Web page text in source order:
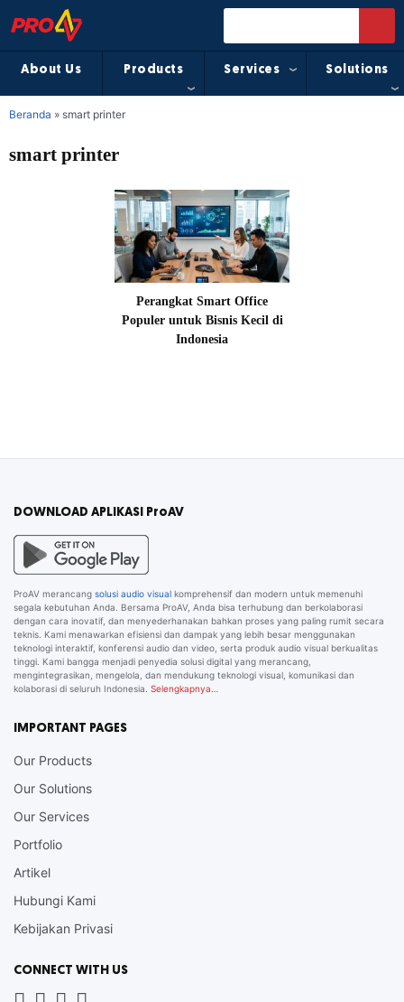
About Us Products Services Solutions
Beranda » smart printer
smart printer
Perangkat Smart Office
Populer untuk Bisnis Kecil di
Indonesia
DOWNLOAD APLIKASI ProAV
ProAV merancang solusi audio visual komprehensif dan modern untuk memenuhi
segala kebutuhan Anda. Bersama ProAV, Anda bisa terhubung dan berkolaborasi
dengan cara inovatif, dan menyederhanakan bahkan proses yang paling rumit secara
teknis. Kami menawarkan efisiensi dan dampak yang lebih besar menggunakan
teknologi interaktif, konferensi audio dan video, serta produk audio visual berkualitas
tinggi. Kami bangga menjadi penyedia solusi digital yang merancang,
mengintegrasikan, mengelola, dan mendukung teknologi visual, komunikasi dan
kolaborasi di seluruh Indonesia. Selengkapnya…
IMPORTANT PAGES
Our Products
Our Solutions
Our Services
Portfolio
Artikel
Hubungi Kami
Kebijakan Privasi
CONNECT WITH US